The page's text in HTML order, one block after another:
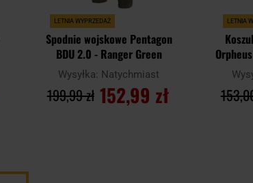
LETNIA WYPRZEDAŻ
Spodnie wojskowe Pentagon
BDU 2.0 - Ranger Green
Wysyłka: Natychmiast
152,99 zł
199,99 zł
LETNIA